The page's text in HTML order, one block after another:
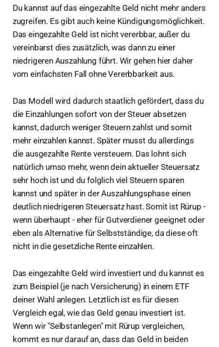
Du kannst auf das eingezahlte Geld nicht mehr anders
zugreifen. Es gibt auch keine Kündigungsmöglichkeit.
Das eingezahlte Geld ist nicht vererbbar, außer du
vereinbarst dies zusätzlich, was dann zu einer
niedrigeren Auszahlung führt. Wir gehen hier daher
vom einfachsten Fall ohne Vererbbarkeit aus.
Das Modell wird dadurch staatlich gefördert, dass du
die Einzahlungen sofort von der Steuer absetzen
kannst, dadurch weniger Steuern zahlst und somit
mehr einzahlen kannst. Später musst du allerdings
die ausgezahlte Rente versteuern. Das lohnt sich
natürlich umso mehr, wenn dein aktueller Steuersatz
sehr hoch ist und du folglich viel Steuern sparen
kannst und später in der Auszahlungsphase einen
deutlich niedrigeren Steuersatz hast. Somit ist Rürup -
wenn überhaupt - eher für Gutverdiener geeignet oder
eben als Alternative für Selbstständige, da diese oft
nicht in die gesetzliche Rente einzahlen.
Das eingezahlte Geld wird investiert und du kannst es
zum Beispiel (je nach Versicherung) in einem ETF
deiner Wahl anlegen. Letztlich ist es für diesen
Vergleich egal, wie das Geld genau investiert ist.
Wenn wir "Selbstanlegen" mit Rürup vergleichen,
kommt es nur darauf an, dass das Geld in beiden